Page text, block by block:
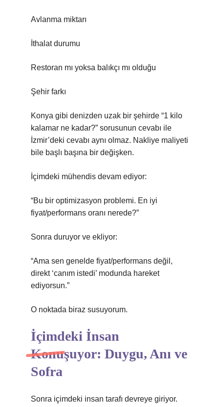
Avlanma miktarı
İthalat durumu
Restoran mı yoksa balıkçı mı olduğu
Şehir farkı
Konya gibi denizden uzak bir şehirde “1 kilo
kalamar ne kadar?” sorusunun cevabı ile
İzmir’deki cevabı aynı olmaz. Nakliye maliyeti
bile başlı başına bir değişken.
İçimdeki mühendis devam ediyor:
“Bu bir optimizasyon problemi. En iyi
fiyat/performans oranı nerede?”
Sonra duruyor ve ekliyor:
“Ama sen genelde fiyat/performans değil,
direkt ‘canım istedi’ modunda hareket
ediyorsun.”
O noktada biraz susuyorum.
İçimdeki İnsan
Konuşuyor: Duygu, Anı ve
Sofra
Sonra içimdeki insan tarafı devreye giriyor.